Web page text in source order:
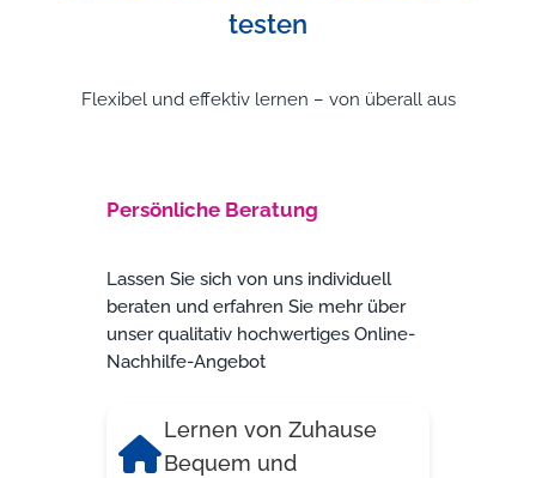
testen
Flexibel und effektiv lernen – von überall aus
Persönliche Beratung
Lassen Sie sich von uns individuell
beraten und erfahren Sie mehr über
unser qualitativ hochwertiges Online-
Nachhilfe-Angebot
Lernen von Zuhause
Bequem und